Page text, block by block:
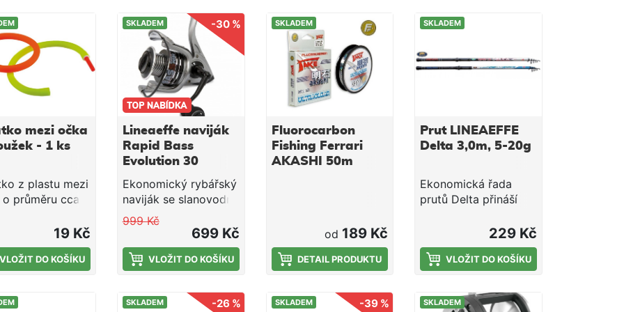
mezi očka
- 1 ks
z plastu mezi
průměru cca 8
za chemické
o průměru
19 Kč
VLOŽIT DO KOŠÍKU
-30 %
SKLADEM
Lineaeffe naviják
Rapid Bass
Evolution 30
Ekonomický rybářský
naviják se slanovodní
úpravou, který díky
své široké paletě
velikostí nalezne
uplatnění v
nejrůznějších
způsobech rybolovu.
Naviják je nabízen ve
999 Kč
699 Kč
VLOŽIT DO KOŠÍKU
SKLADEM
Fluorocarbon
Fishing Ferrari
AKASHI 50m
od 189 Kč
DETAIL PRODUKTU
SKLADEM
Prut LINEAEFFE
Delta 3,0m, 5-20g
Ekonomická řada
prutů Delta přináší
užitnou hodnotu v
poměru cena/výkon.
U těchto prutů mohla
být díky vysokému
počtu vyrobených
kusů cena stlačena
229 Kč
VLOŽIT DO KOŠÍKU
-26 %
SKLADEM -39 %
SKLADEM SKLADEM